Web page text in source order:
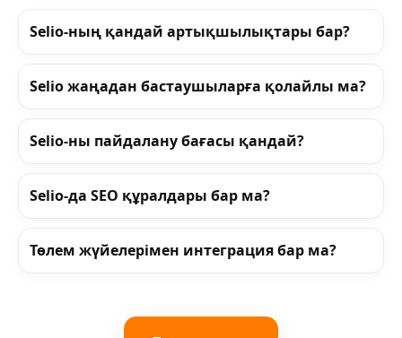
Selio-ның қандай артықшылықтары бар?
Selio жаңадан бастаушыларға қолайлы ма?
Selio-ны пайдалану бағасы қандай?
Selio-да SEO құралдары бар ма?
Төлем жүйелерімен интеграция бар ма?